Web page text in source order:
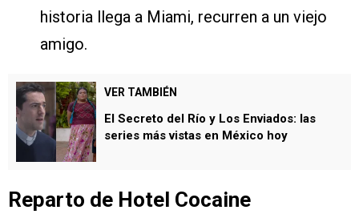
historia llega a Miami, recurren a un viejo
amigo.
VER TAMBIÉN
El Secreto del Río y Los Enviados: las
series más vistas en México hoy
Reparto de Hotel Cocaine